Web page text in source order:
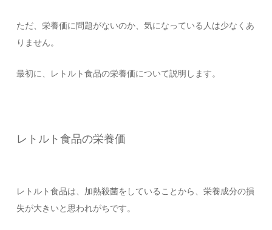
ただ、栄養価に問題がないのか、気になっている人は少なくあ
りません。
最初に、レトルト食品の栄養価について説明します。
レトルト食品の栄養価
レトルト食品は、加熱殺菌をしていることから、栄養成分の損
失が大きいと思われがちです。